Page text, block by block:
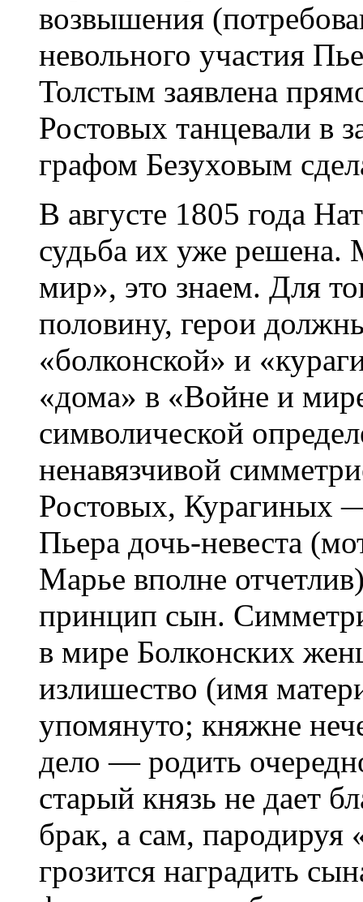
возвышения
невольного участия
Толстым заявлена
Ростовых танцевали в
графом Безуховым
В августе 1805 года
судьба их уже
мир», это знаем. Для
половину, герои
«болконской» и
«дома» в «Войне и
символической
ненавязчивой
Ростовых, Курагиных
Пьера дочь-невеста
Марье вполне
принцип сын.
в мире Болконских
излишество (имя
упомянуто; княжне
дело — родить
старый князь не дает
брак, а сам, пародируя
грозится наградить